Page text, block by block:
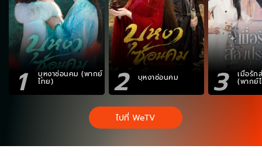
1 บุหงาซ่อนคม (พากย์
ไทย) 2 บุหงาซ่อนคม 3 เมื่อรัก
(พากย์
ไปที่ WeTV